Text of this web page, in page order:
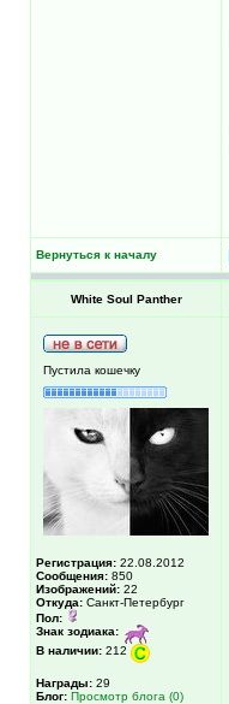
Вернуться к началу
White Soul Panther
Пустила кошечку
Регистрация: 22.08.2012
Сообщения: 850
Изображений: 22
Откуда: Санкт-Петербург
Пол:
Знак зодиака:
В наличии: 212
Награды: 29
Блог: Просмотр блога (0)